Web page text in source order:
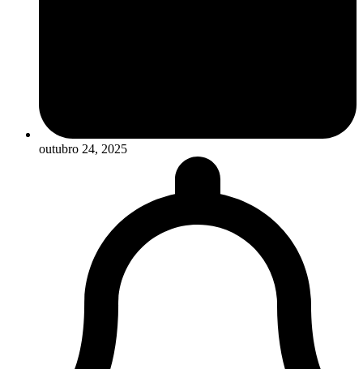
outubro 24, 2025